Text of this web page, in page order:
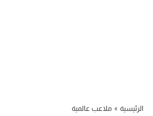
الرئيسية » ملاعب عالمية